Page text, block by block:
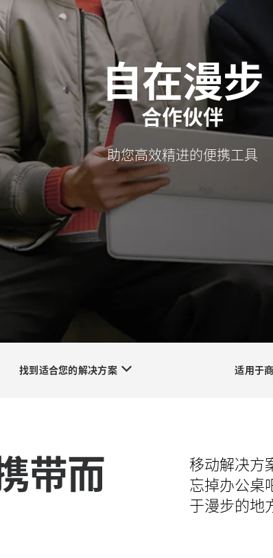
自在漫步
合作伙伴
助您高效精进的便携工具
找到适合您的解决方案 适用于
带而
移动解决方
忘掉办公桌
于漫步的地